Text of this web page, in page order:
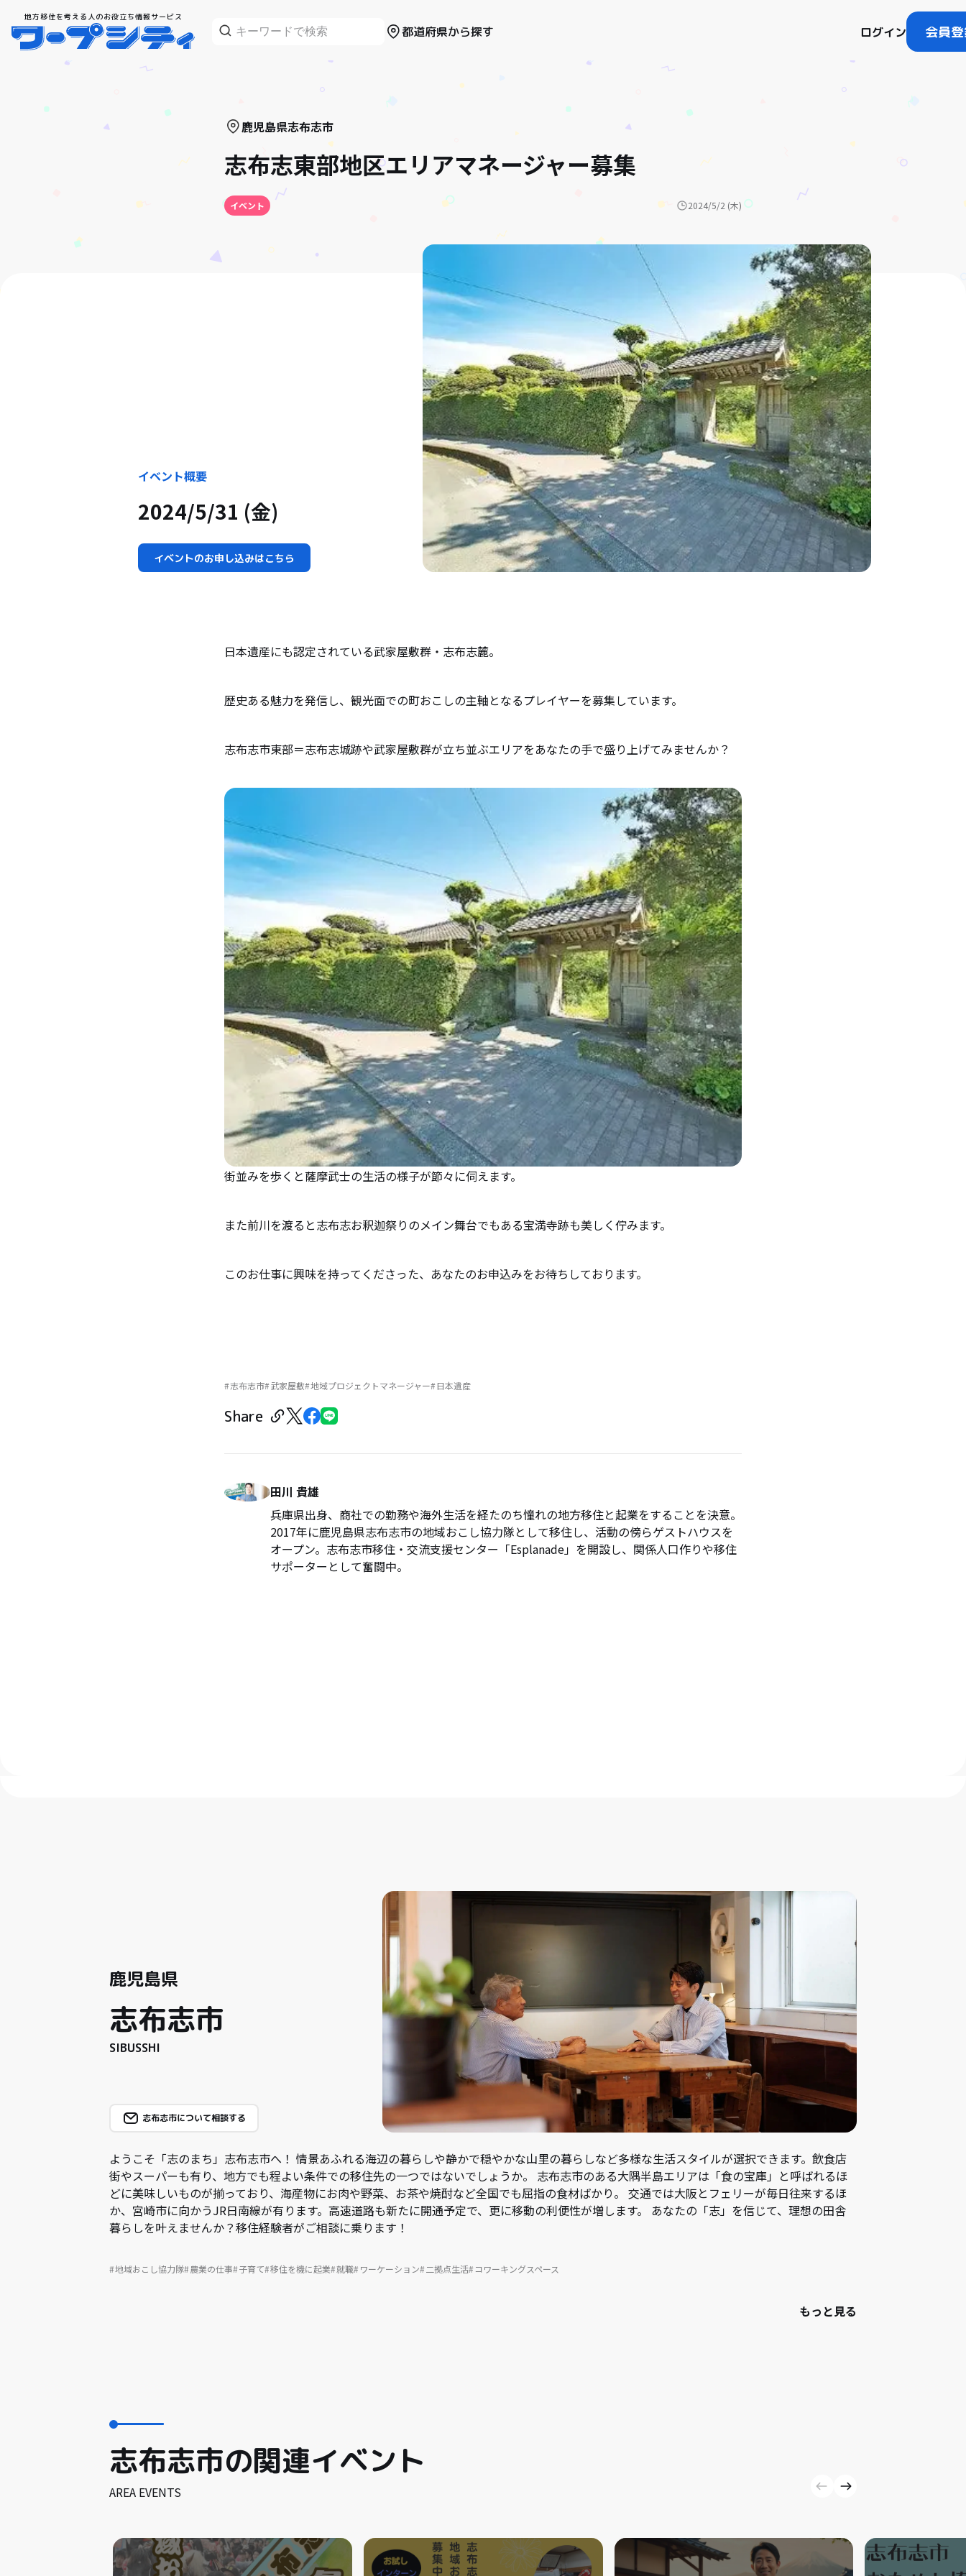
地方移住を考える人のお役立ち情報サービス
都道府県から探す ログイン 会員
鹿児島県志布志市
志布志東部地区エリアマネージャー募集
イベント 2024/5/2 (木)
イベント概要
2024/5/31 (金)
イベントのお申し込みはこちら
日本遺産にも認定されている武家屋敷群・志布志麓。
歴史ある魅力を発信し、観光面での町おこしの主軸となるプレイヤーを募集しています。
志布志市東部＝志布志城跡や武家屋敷群が立ち並ぶエリアをあなたの手で盛り上げてみませんか？
街並みを歩くと薩摩武士の生活の様子が節々に伺えます。
また前川を渡ると志布志お釈迦祭りのメイン舞台でもある宝満寺跡も美しく佇みます。
このお仕事に興味を持ってくださった、あなたのお申込みをお待ちしております。
志布志市 武家屋敷 地域プロジェクトマネージャー 日本遺産
Share
田川 貴雄
兵庫県出身、商社での勤務や海外生活を経たのち憧れの地方移住と起業をすることを決意。
2017年に鹿児島県志布志市の地域おこし協力隊として移住し、活動の傍らゲストハウスを
オープン。志布志市移住・交流支援センター「Esplanade」を開設し、関係人口作りや移住
サポーターとして奮闘中。
鹿児島県
志布志市
SIBUSSHI
志布志市について相談する
ようこそ「志のまち」志布志市へ！ 情景あふれる海辺の暮らしや静かで穏やかな山里の暮らしなど多様な生活スタイルが選択できます。飲食店
街やスーパーも有り、地方でも程よい条件での移住先の一つではないでしょうか。 志布志市のある大隅半島エリアは「食の宝庫」と呼ばれるほ
どに美味しいものが揃っており、海産物にお肉や野菜、お茶や焼酎など全国でも屈指の食材ばかり。 交通では大阪とフェリーが毎日往来するほ
か、宮崎市に向かうJR日南線が有ります。高速道路も新たに開通予定で、更に移動の利便性が増します。 あなたの「志」を信じて、理想の田舎
暮らしを叶えませんか？移住経験者がご相談に乗ります！
地域おこし協力隊 農業の仕事 子育て 移住を機に起業 就職 ワーケーション 二拠点生活 コワーキングスペース
もっと見る
志布志市の関連イベント
AREA EVENTS